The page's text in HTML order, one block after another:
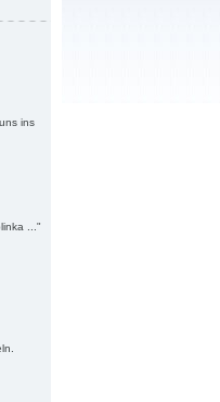
ins
..."